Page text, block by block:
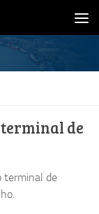
terminal de
terminal de